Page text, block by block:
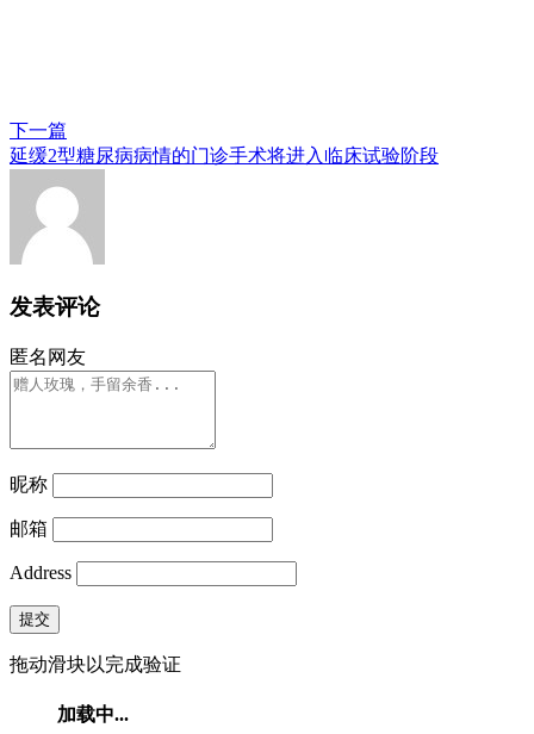
下一篇
延缓2型糖尿病病情的门诊手术将进入临床试验阶段
发表评论
匿名网友
昵称
邮箱
Address
提交
拖动滑块以完成验证
加载中...